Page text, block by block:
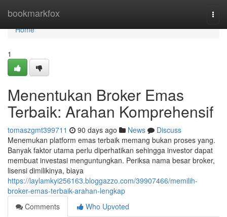
bookmarkfox
Home
Home
1
Menentukan Broker Emas
Terbaik: Arahan Komprehensif
tomaszgmt399711 90 days ago News
Discuss
Menemukan platform emas terbaik memang bukan proses yang.
Banyak faktor utama perlu diperhatikan sehingga investor dapat
membuat investasi menguntungkan. Periksa nama besar broker,
lisensi dimilikinya, biaya
https://laylamkyi256163.bloggazzo.com/39907466/memilih-
broker-emas-terbaik-arahan-lengkap
Comments
Who Upvoted